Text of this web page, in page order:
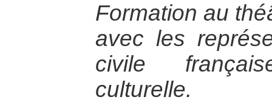
Formation au
avec les
civile
culturelle.